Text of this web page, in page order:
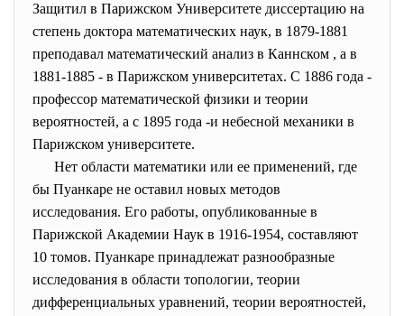
Защитил в Парижском Университете диссертацию на
степень доктора математических наук, в 1879-1881
преподавал математический анализ в Каннском , а в
1881-1885 - в Парижском университетах. С 1886 года -
профессор математической физики и теории
вероятностей, а с 1895 года -и небесной механики в
Парижском университете.
Нет области математики или ее применений, где
бы Пуанкаре не оставил новых методов
исследования. Его работы, опубликованные в
Парижской Академии Наук в 1916-1954, составляют
10 томов. Пуанкаре принадлежат разнообразные
исследования в области топологии, теории
дифференциальных уравнений, теории вероятностей,